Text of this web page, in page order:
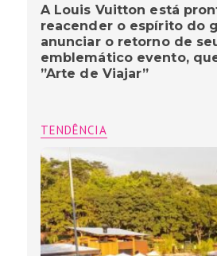
A Louis Vuitton está
reacender o espírito do
anunciar o retorno de
emblemático evento,
”Arte de Viajar”
TENDÊNCIA